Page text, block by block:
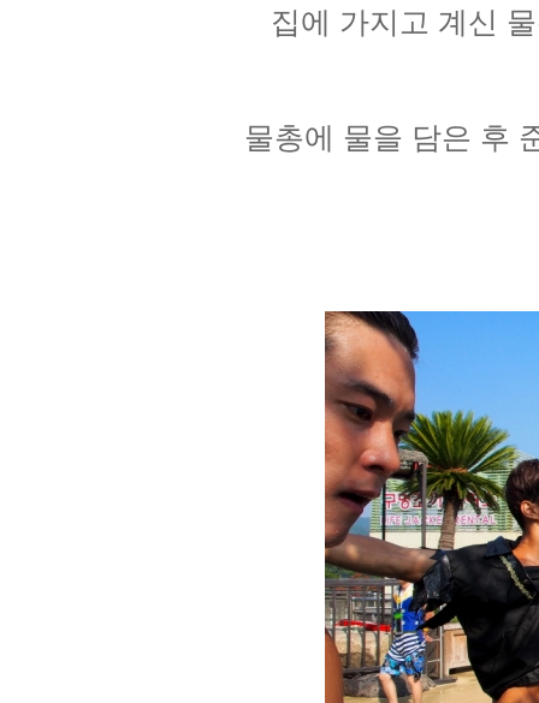
집에 가지고 계신
물총에 물을 담은 후